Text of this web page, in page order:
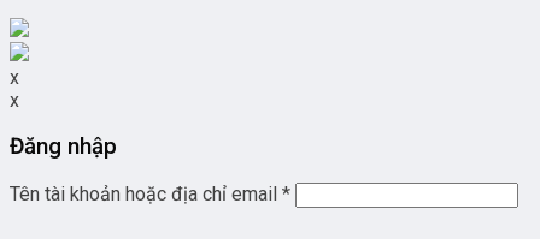
x
x
Đăng nhập
Tên tài khoản hoặc địa chỉ email *